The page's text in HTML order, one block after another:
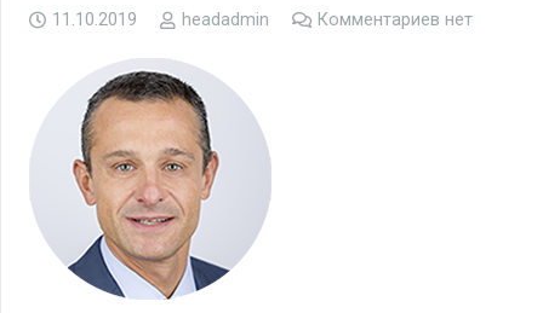
11.10.2019 headadmin Комментариев нет